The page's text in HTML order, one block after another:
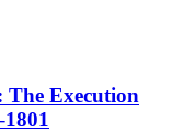
The Execution